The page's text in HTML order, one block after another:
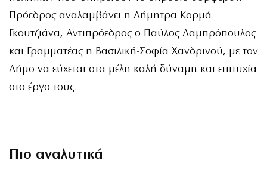
Πρόεδρος αναλαμβάνει η Δήμητρα Κορμά-
Γκουτζιάνα, Αντιπρόεδρος ο Παύλος Λαμπρόπουλος
και Γραμματέας η Βασιλική-Σοφία Χανδρινού, με τον
Δήμο να εύχεται στα μέλη καλή δύναμη και επιτυχία
στο έργο τους.
Πιο αναλυτικά